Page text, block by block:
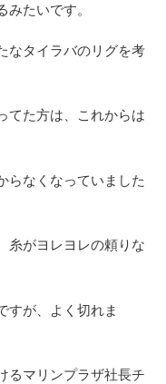
たいです。
なタイラバのリグを考
てた方は、これからは
らなくなっていました
糸がヨレヨレの頼りな
すが、よく切れま
るマリンプラザ社長チ